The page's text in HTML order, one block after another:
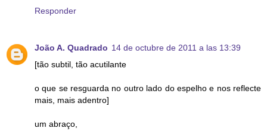
Responder
João A. Quadrado 14 de octubre de 2011 a las 13:39
[tão subtil, tão acutilante
o que se resguarda no outro lado do espelho e nos reflecte
mais, mais adentro]
um abraço,